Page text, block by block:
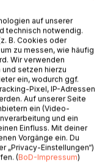
auf unserer
technisch notwendig.
B. Cookies oder
zu messen, wie häufig
Wir verwenden
setzen hierzu
ein, wodurch ggf.
Pixel, IP-Adressen
Auf unserer Seite
ein (Video-
und ein
Einfluss. Mit deiner
Vorgänge ein. Du
„Privacy-Einstellungen“)
(BoD-Impressum)